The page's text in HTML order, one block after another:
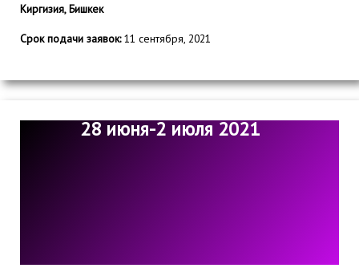
Киргизия, Бишкек
Срок подачи заявок:11 сентября, 2021
28 июня-2 июля 2021